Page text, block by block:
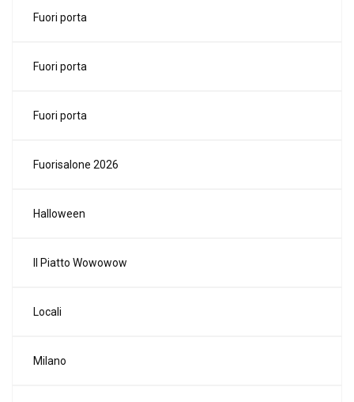
Fuori porta
Fuori porta
Fuori porta
Fuorisalone 2026
Halloween
Il Piatto Wowowow
Locali
Milano